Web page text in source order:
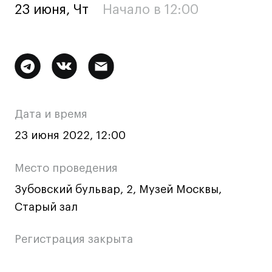
Ювелирный дизайн
Промышленный и предметный дизайн
Подготовительные курсы и творческое
развитие
ИЗО и Керамика
Ландшафтный дизайн
Все программы
Онлайн-программы
23 июня, Чт Начало в 12:00
Дополнительная
о
мероприятии
Дата и время
23 июня 2022, 12:00
Место проведения
Зубовский бульвар, 2, Музей Москвы,
Старый зал
Регистрация закрыта